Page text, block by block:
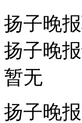
扬子晚
扬子晚
暂无
扬子晚